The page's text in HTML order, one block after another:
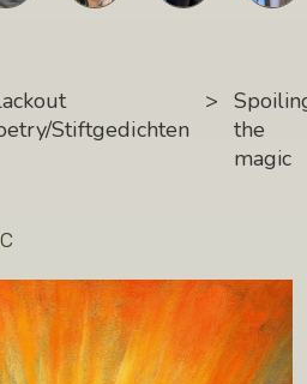
Stiftgedichten
>
the
magic